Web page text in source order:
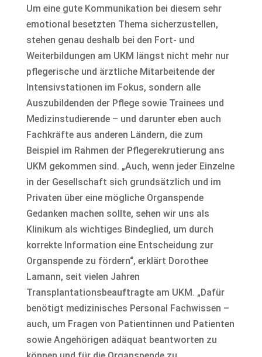
Um eine gute Kommunikation bei diesem sehr
emotional besetzten Thema sicherzustellen,
stehen genau deshalb bei den Fort- und
Weiterbildungen am UKM längst nicht mehr nur
pflegerische und ärztliche Mitarbeitende der
Intensivstationen im Fokus, sondern alle
Auszubildenden der Pflege sowie Trainees und
Medizinstudierende – und darunter eben auch
Fachkräfte aus anderen Ländern, die zum
Beispiel im Rahmen der Pflegerekrutierung ans
UKM gekommen sind. „Auch, wenn jeder Einzelne
in der Gesellschaft sich grundsätzlich und im
Privaten über eine mögliche Organspende
Gedanken machen sollte, sehen wir uns als
Klinikum als wichtiges Bindeglied, um durch
korrekte Information eine Entscheidung zur
Organspende zu fördern“, erklärt Dorothee
Lamann, seit vielen Jahren
Transplantationsbeauftragte am UKM. „Dafür
benötigt medizinisches Personal Fachwissen –
auch, um Fragen von Patientinnen und Patienten
sowie Angehörigen adäquat beantworten zu